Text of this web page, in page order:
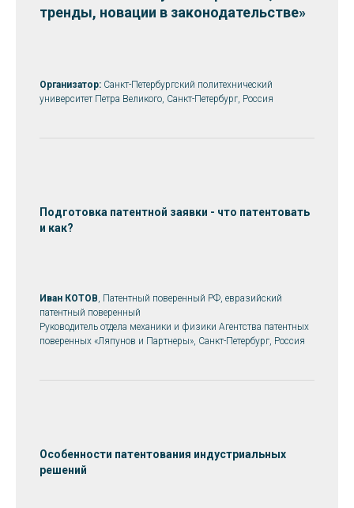
тренды, новации в законодательстве»
Организатор: Санкт-Петербургский политехнический
университет Петра Великого, Санкт-Петербург, Россия
Подготовка патентной заявки - что патентовать
и как?
Иван КОТОВ, Патентный поверенный РФ, евразийский
патентный поверенный
Руководитель отдела механики и физики Агентства патентных
поверенных «Ляпунов и Партнеры», Санкт-Петербург, Россия
Особенности патентования индустриальных
решений